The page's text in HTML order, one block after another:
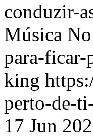
conduzir-
Música
para-ficar-
king
perto-de-
17 Jun